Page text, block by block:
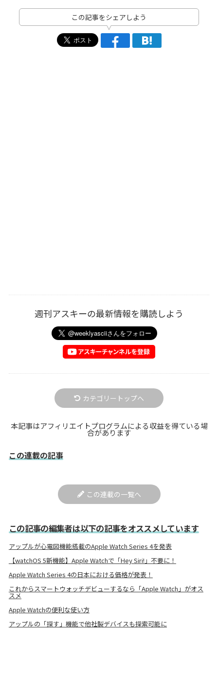
この記事をシェアしよう
週刊アスキーの最新情報を購読しよう
カテゴリートップへ
本記事はアフィリエイトプログラムによる収益を得ている場
合があります
この連載の記事
この連載の一覧へ
この記事の編集者は以下の記事をオススメしています
アップルが心電図機能搭載のApple Watch Series 4を発表
【watchOS 5新機能】Apple Watchで「Hey Siri!」不要に！
Apple Watch Series 4の日本における価格が発表！
これからスマートウォッチデビューするなら「Apple Watch」がオス
スメ
Apple Watchの便利な使い方
アップルの「探す」機能で他社製デバイスも探索可能に